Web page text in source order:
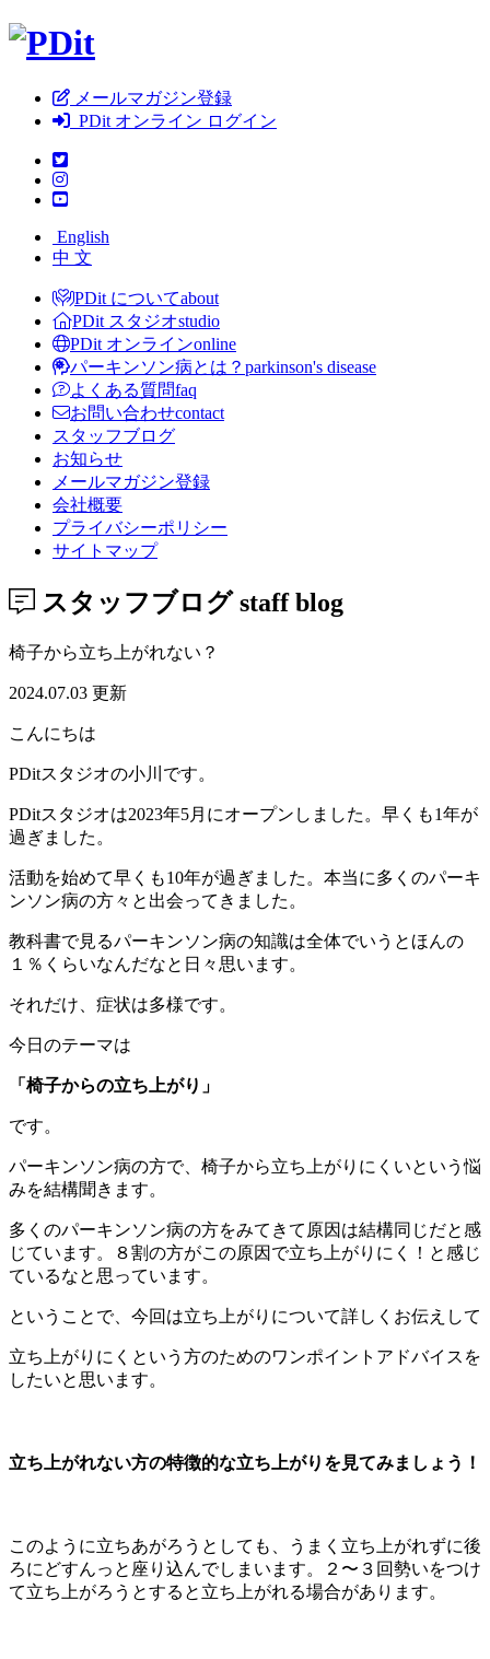
メールマガジン登録
PDit オンライン ログイン
English
中 文
PDit についてabout
PDit スタジオstudio
PDit オンラインonline
パーキンソン病とは？ parkinson's disease
よくある質問faq
お問い合わせcontact
スタッフブログ
お知らせ
メールマガジン登録
会社概要
プライバシーポリシー
サイトマップ
スタッフブログ staff blog
椅子から立ち上がれない？
2024.07.03 更新
こんにちは
PDitスタジオの小川です。
PDitスタジオは2023年5月にオープンしました。早くも1年が
過ぎました。
活動を始めて早くも10年が過ぎました。本当に多くのパーキ
ンソン病の方々と出会ってきました。
教科書で見るパーキンソン病の知識は全体でいうとほんの
１％くらいなんだなと日々思います。
それだけ、症状は多様です。
今日のテーマは
「椅子からの立ち上がり」
です。
パーキンソン病の方で、椅子から立ち上がりにくいという悩
みを結構聞きます。
多くのパーキンソン病の方をみてきて原因は結構同じだと感
じています。８割の方がこの原因で立ち上がりにく！と感じ
ているなと思っています。
ということで、今回は立ち上がりについて詳しくお伝えして
立ち上がりにくという方のためのワンポイントアドバイスを
したいと思います。
立ち上がれない方の特徴的な立ち上がりを見てみましょう！
このように立ちあがろうとしても、うまく立ち上がれずに後
ろにどすんっと座り込んでしまいます。２〜３回勢いをつけ
て立ち上がろうとすると立ち上がれる場合があります。